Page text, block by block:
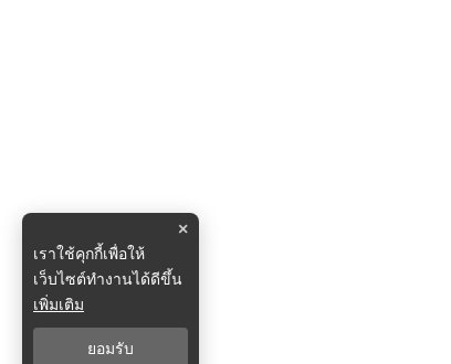
×
เราใช้คุกกี้เพื่อให้
เว็บไซต์ทำงานได้ดีขึ้น
เพิ่มเติม
ยอมรับ